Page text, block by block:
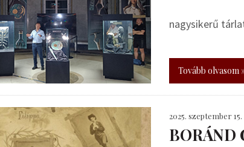
nagysikerű
Tovább olvasom
2025. szeptember 15.
BORÁND